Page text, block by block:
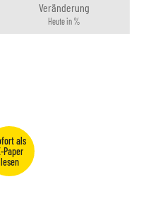
Veränderung
Heute in %